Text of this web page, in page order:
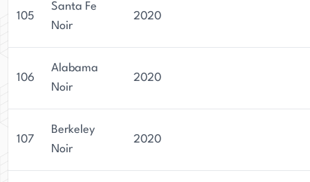
105
Santa Fe
Noir
2020
106
Alabama
Noir
2020
107
Berkeley
Noir
2020